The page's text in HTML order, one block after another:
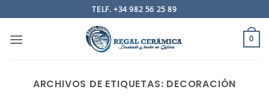
al
contenido
TELF. +34 982 56 25 89
0
ARCHIVOS DE ETIQUETAS: DECORACIÓN